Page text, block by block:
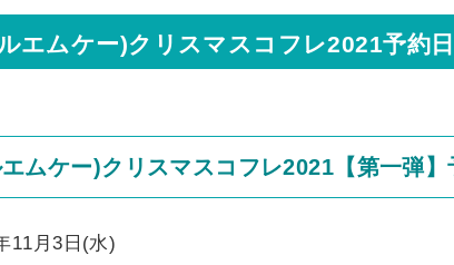
エムケー)クリスマスコフレ2021予約
ムケー)クリスマスコフレ2021【第一弾
11月3日(水)